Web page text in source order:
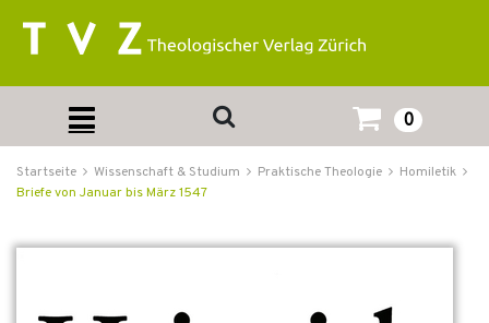
0
Startseite Wissenschaft & Studium Praktische Theologie
Homiletik
Briefe von Januar bis März 1547